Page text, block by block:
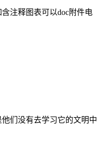
注释图表可以doc附件电
们没有去学习它的文明中